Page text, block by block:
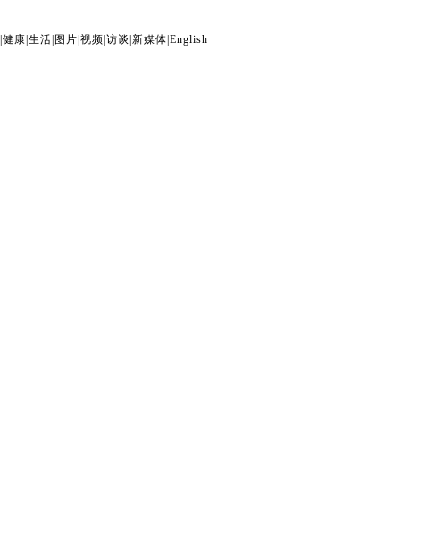
健康 生活 图片 视频 访谈 新媒体 English